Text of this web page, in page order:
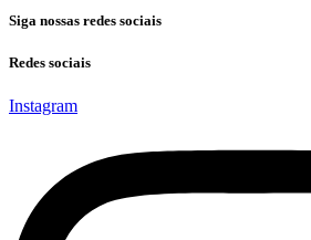
Siga nossas redes sociais
Redes sociais
Instagram